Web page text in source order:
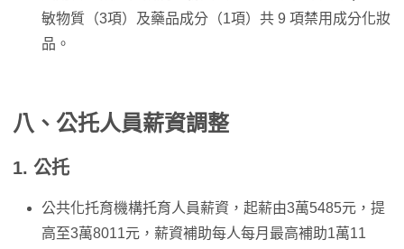
敏物質（3項）及藥品成分（1項）共 9 項禁用成分化妝
品。
八、公托人員薪資調整
1. 公托
公共化托育機構托育人員薪資，起薪由3萬5485元，提
高至3萬8011元，薪資補助每人每月最高補助1萬11